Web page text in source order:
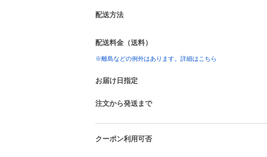
配送方法
配送料金（送料）
※離島などの例外はあります。詳細はこちら
お届け日指定
注文から発送まで
クーポン利用可否